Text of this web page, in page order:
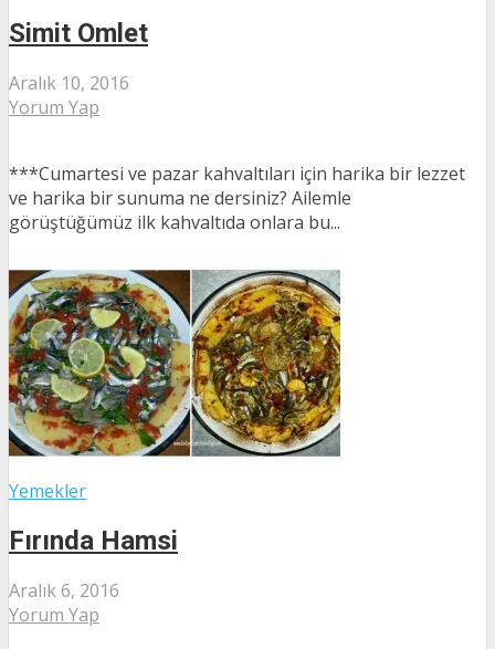
Simit Omlet
Aralık 10, 2016
Yorum Yap
***Cumartesi ve pazar kahvaltıları için harika bir lezzet
ve harika bir sunuma ne dersiniz? Ailemle
görüştüğümüz ilk kahvaltıda onlara bu...
Yemekler
Fırında Hamsi
Aralık 6, 2016
Yorum Yap